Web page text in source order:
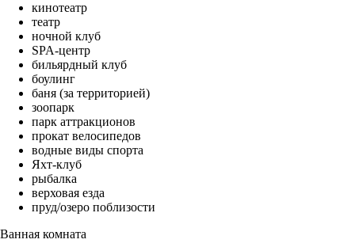
кинотеатр
театр
ночной клуб
SPA-центр
бильярдный клуб
боулинг
баня (за территорией)
зоопарк
парк аттракционов
прокат велосипедов
водные виды спорта
Яхт-клуб
рыбалка
верховая езда
пруд/озеро поблизости
Ванная комната